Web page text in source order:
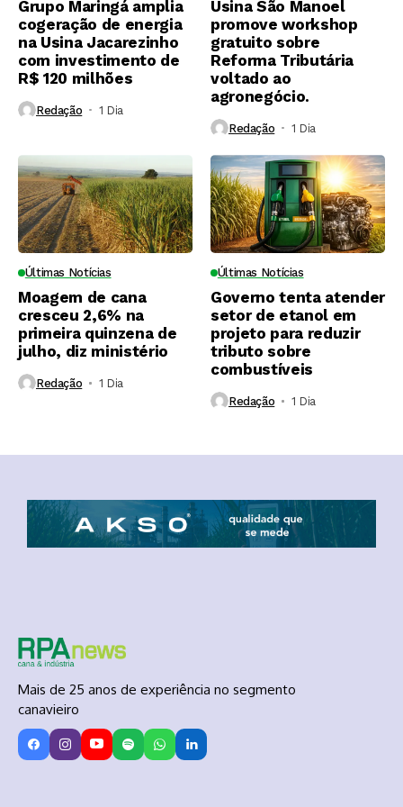
Grupo Maringá amplia
cogeração de energia
na Usina Jacarezinho
com investimento de
R$ 120 milhões
Redação 1 Dia ⁮
Usina São Manoel
promove workshop
gratuito sobre
Reforma Tributária
voltado ao
agronegócio.
Redação 1 Dia ⁮
Últimas Notícias
Moagem de cana
cresceu 2,6% na
primeira quinzena de
julho, diz ministério
Redação 1 Dia ⁮
Últimas Notícias
Governo tenta atender
setor de etanol em
projeto para reduzir
tributo sobre
combustíveis
Redação 1 Dia ⁮
Mais de 25 anos de experiência no segmento
canavieiro